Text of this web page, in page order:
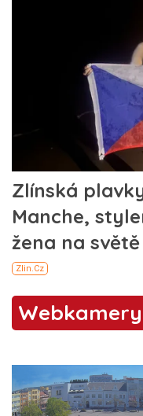
Webkamery